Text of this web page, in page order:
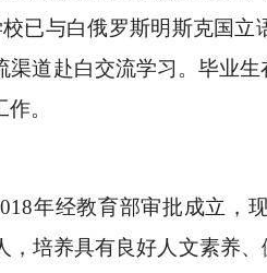
已与白俄罗斯明斯克国
道赴白交流学习。毕业
。
年经教育部审批成立，
，培养具有良好人文素养